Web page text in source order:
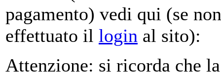
pagamento) vedi qui (se
effettuato il login al sito):
Attenzione: si ricorda che